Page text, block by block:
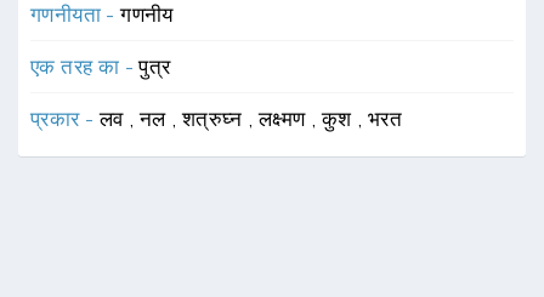
गणनीयता -गणनीय
एक तरह का -पुत्र
प्रकार -लव ,नल ,शत्रुघ्न ,लक्ष्मण ,कुश भरत